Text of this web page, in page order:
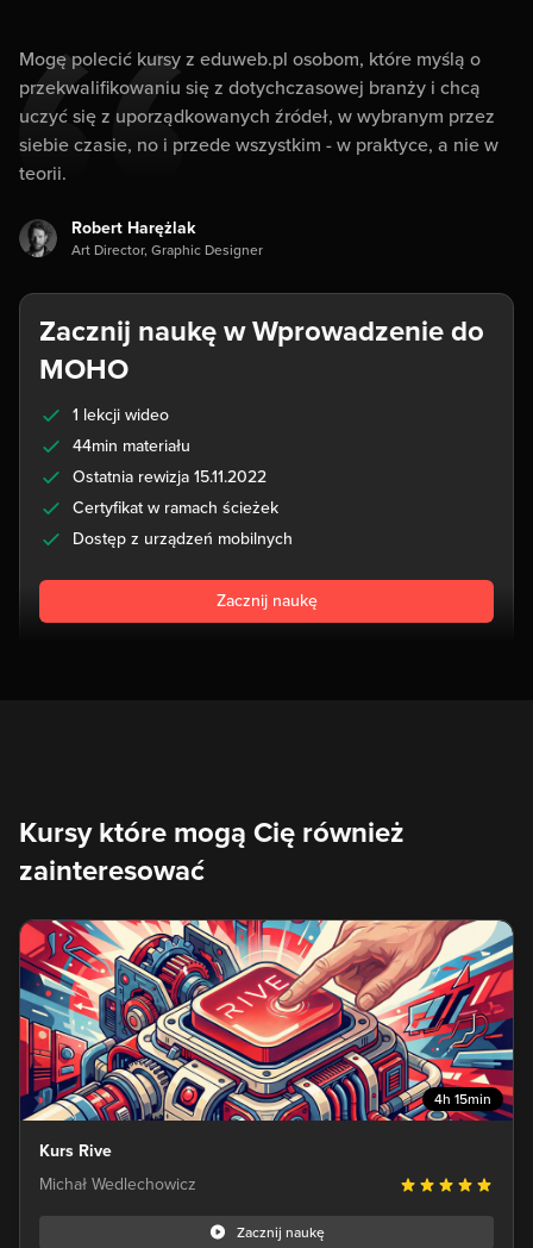
Mogę polecić kursy z eduweb.pl osobom, które myślą o
przekwalifikowaniu się z dotychczasowej branży i chcą
uczyć się z uporządkowanych źródeł, w wybranym przez
siebie czasie, no i przede wszystkim - w praktyce, a nie w
teorii.
Robert Harężlak
Art Director, Graphic Designer
Zacznij naukę w Wprowadzenie do
MOHO
1 lekcji wideo
44min materiału
Ostatnia rewizja 15.11.2022
Certyfikat w ramach ścieżek
Dostęp z urządzeń mobilnych
Zacznij naukę
Kursy które mogą Cię również
zainteresować
4h 15min
Kurs Rive
Michał Wedlechowicz
Zacznij naukę